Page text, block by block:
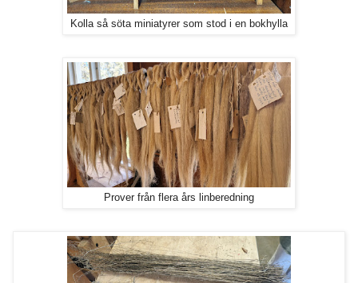
Kolla så söta miniatyrer som stod i en bokhylla
Prover från flera års linberedning